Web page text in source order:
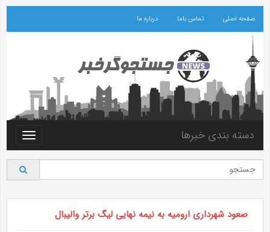
صفحه اصلی تماس باما درباره ما
Toggle
دسته بندی خبرها
صعود شهرداری ارومیه به نیمه نهایی لیگ برتر والیبال